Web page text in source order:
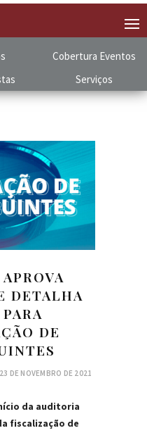
Cobertura Eventos
Serviços
DETALHA
DE
23 DE NOVEMBRO DE 2021
da auditoria
fiscalização de